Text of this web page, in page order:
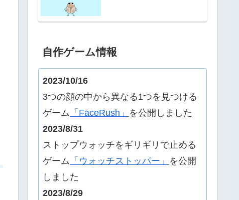
自作ゲーム情報
2023/10/16
3つの顔の中から異なる1つを見つける
ゲーム 「FaceRush」 を公開しました
2023/8/31
ストップウォッチをギリギリで止める
ゲーム 「ウォッチストッパー」 を公開
しました
2023/8/29